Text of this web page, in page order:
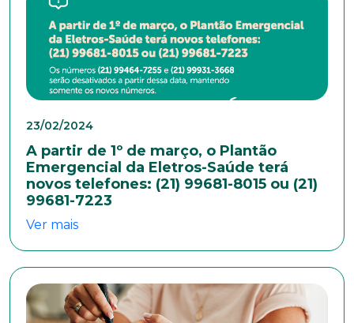
23/02/2024
A partir de 1º de março, o Plantão
Emergencial da Eletros-Saúde terá
novos telefones: (21) 99681-8015 ou (21)
99681-7223
Ver mais
Nome completo*
Telefone
Bairro